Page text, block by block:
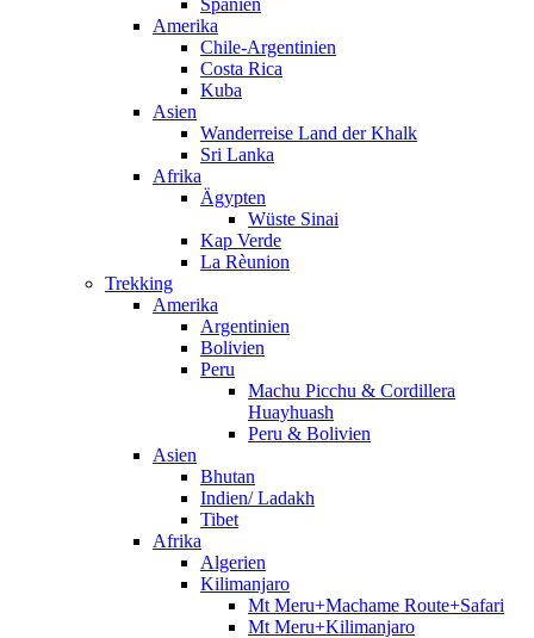
Spanien
Amerika
Chile-Argentinien
Costa Rica
Kuba
Asien
Wanderreise Land der Khalk
Sri Lanka
Afrika
Ägypten
Wüste Sinai
Kap Verde
La Rèunion
Trekking
Amerika
Argentinien
Bolivien
Peru
Machu Picchu & Cordillera
Huayhuash
Peru & Bolivien
Asien
Bhutan
Indien/ Ladakh
Tibet
Afrika
Algerien
Kilimanjaro
Mt Meru+Machame Route+Safari
Mt Meru+Kilimanjaro